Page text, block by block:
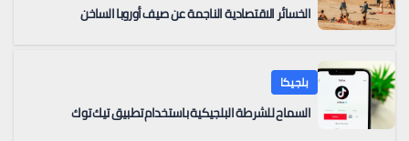
الخسائر الاقتصادية الناجمة عن صيف أوروبا الساخن
بلجيكا
السماح للشرطة البلجيكية باستخدام تطبيق تيك توك